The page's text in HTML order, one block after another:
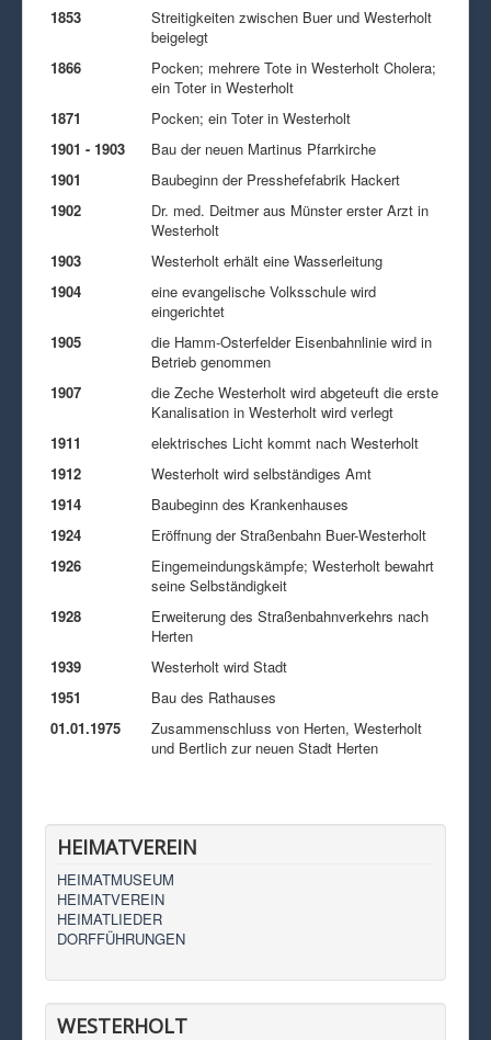
1853
Streitigkeiten zwischen Buer und Westerholt
beigelegt
1866
Pocken; mehrere Tote in Westerholt Cholera;
ein Toter in Westerholt
1871
Pocken; ein Toter in Westerholt
1901 - 1903
Bau der neuen Martinus Pfarrkirche
1901
Baubeginn der Presshefefabrik Hackert
1902
Dr. med. Deitmer aus Münster erster Arzt in
Westerholt
1903
Westerholt erhält eine Wasserleitung
1904
eine evangelische Volksschule wird
eingerichtet
1905
die Hamm-Osterfelder Eisenbahnlinie wird in
Betrieb genommen
1907
die Zeche Westerholt wird abgeteuft die erste
Kanalisation in Westerholt wird verlegt
1911
elektrisches Licht kommt nach Westerholt
1912
Westerholt wird selbständiges Amt
1914
Baubeginn des Krankenhauses
1924
Eröffnung der Straßenbahn Buer-Westerholt
1926
Eingemeindungskämpfe; Westerholt bewahrt
seine Selbständigkeit
1928
Erweiterung des Straßenbahnverkehrs nach
Herten
1939
Westerholt wird Stadt
1951
Bau des Rathauses
01.01.1975
Zusammenschluss von Herten, Westerholt
und Bertlich zur neuen Stadt Herten
HEIMATVEREIN
HEIMATMUSEUM
HEIMATVEREIN
HEIMATLIEDER
DORFFÜHRUNGEN
WESTERHOLT